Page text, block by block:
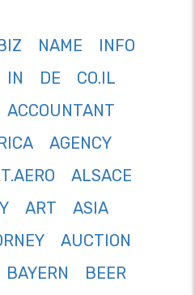
NAME
INFO
IN DE
CO.IL
ACCOUNTANT
AGENCY
ALSACE
ART
ASIA
AUCTION
BAYERN
BEER